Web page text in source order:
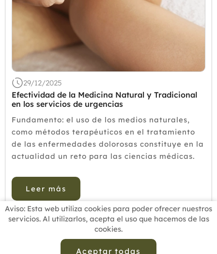
2021
2020
2019
2018
2016
2015
2014
2013
29/12/2025
Efectividad de la Medicina Natural y Tradicional
en los servicios de urgencias
Fundamento: el uso de los medios naturales,
como métodos terapéuticos en el tratamiento
de las enfermedades dolorosas constituye en la
actualidad un reto para las ciencias médicas.
aplicación de la Medicina Natural y
Tradiciona...
Leer más
Aviso: Esta web utiliza cookies para poder ofrecer nuestros
servicios. Al utilizarlos, acepta el uso que hacemos de las
cookies.
Aceptar todas
BUSCADOR PROFESIONALES
ESCUELAS RECOMENDADAS